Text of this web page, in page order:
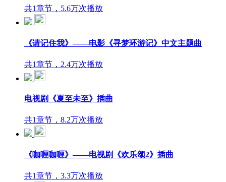
共1章节，5.6万次播放
《请记住我》——电影《寻梦环游记》中文主题曲
共1章节，2.4万次播放
电视剧《夏至未至》插曲
共1章节，8.2万次播放
《咖喱咖喱》——电视剧《欢乐颂2》插曲
共1章节，3.3万次播放